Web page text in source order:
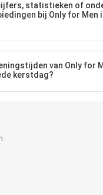
statistieken of
bij Only for Men
van Only for
kerstdag?